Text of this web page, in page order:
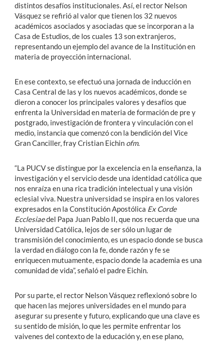
distintos desafíos institucionales. Así, el rector Nelson
Vásquez se refirió al valor que tienen los 32 nuevos
académicos asociados y asociadas que se incorporan a la
Casa de Estudios, de los cuales 13 son extranjeros,
representando un ejemplo del avance de la Institución en
materia de proyección internacional.
En ese contexto, se efectuó una jornada de inducción en
Casa Central de las y los nuevos académicos, donde se
dieron a conocer los principales valores y desafíos que
enfrenta la Universidad en materia de formación de pre y
postgrado, investigación de frontera y vinculación con el
medio, instancia que comenzó con la bendición del Vice
Gran Canciller, fray Cristian Eichin ofm.
“La PUCV se distingue por la excelencia en la enseñanza, la
investigación y el servicio desde una identidad católica que
nos enraíza en una rica tradición intelectual y una visión
eclesial viva. Nuestra universidad se inspira en los valores
expresados en la Constitución Apostólica Ex Corde
Ecclesiaedel Papa Juan Pablo II, que nos recuerda que una
Universidad Católica, lejos de ser sólo un lugar de
transmisión del conocimiento, es un espacio donde se busca
la verdad en diálogo con la fe, donde razón y fe se
enriquecen mutuamente, espacio donde la academia es una
comunidad de vida”, señaló el padre Eichin.
Por su parte, el rector Nelson Vásquez reflexionó sobre lo
que hacen las mejores universidades en el mundo para
asegurar su presente y futuro, explicando que una clave es
su sentido de misión, lo que les permite enfrentar los
vaivenes del contexto de la educación y, en ese plano,